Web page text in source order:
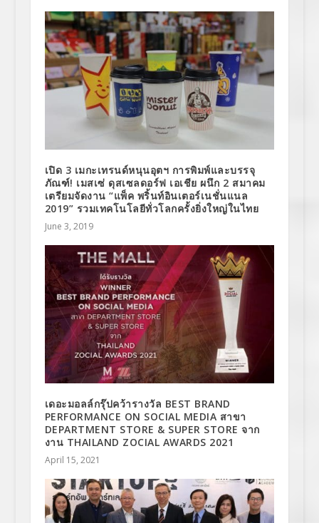
เปิด 3 เมกะเทรนด์หนุนอุตฯ การพิมพ์และบรรจุ
ภัณฑ์! เมสเซ่ ดุสเซลดอร์ฟ เอเชีย ผนึก 2 สมาคม
เตรียมจัดงาน “แพ็ค พริ้นท์อินเตอร์เนชั่นแนล
2019” รวมเทคโนโลยีทั่วโลกครั้งยิ่งใหญ่ในไทย
June 3, 2019
เดอะมอลล์กรุ๊ปคว้ารางวัล BEST BRAND
PERFORMANCE ON SOCIAL MEDIA สาขา
DEPARTMENT STORE & SUPER STORE จาก
งาน THAILAND ZOCIAL AWARDS 2021
April 15, 2021